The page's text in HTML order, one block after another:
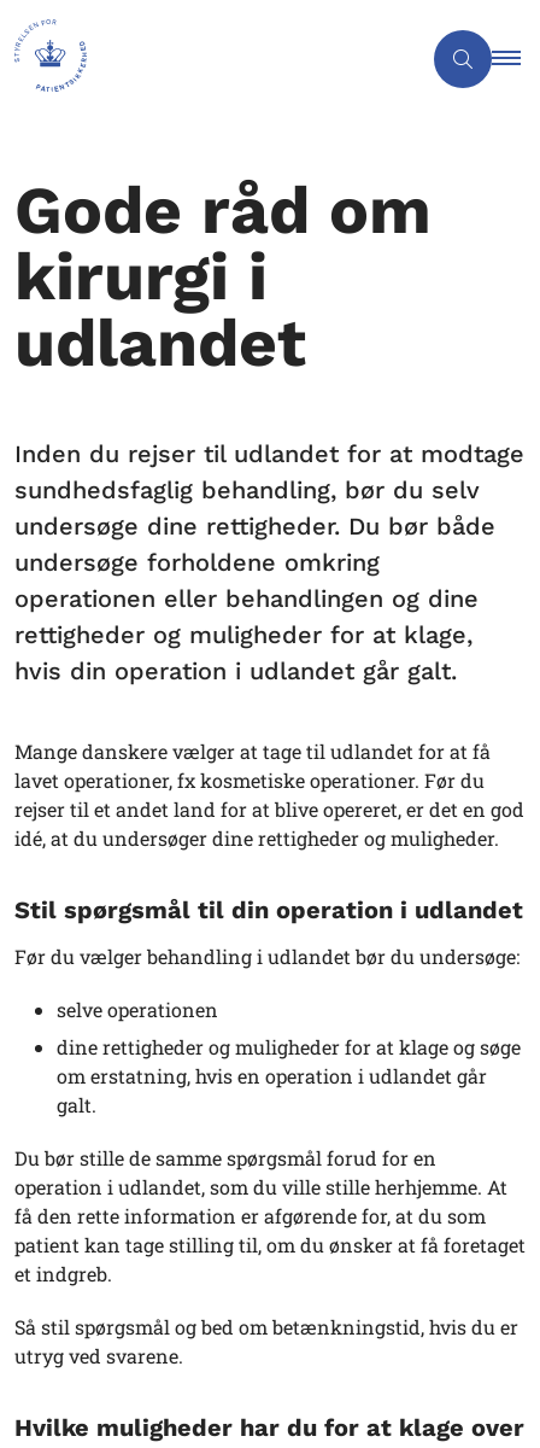
Gode råd om
kirurgi i
udlandet
Inden du rejser til udlandet for at modtage
sundhedsfaglig behandling, bør du selv
undersøge dine rettigheder. Du bør både
undersøge forholdene omkring
operationen eller behandlingen og dine
rettigheder og muligheder for at klage,
hvis din operation i udlandet går galt.
Mange danskere vælger at tage til udlandet for at få
lavet operationer, fx kosmetiske operationer. Før du
rejser til et andet land for at blive opereret, er det en god
idé, at du undersøger dine rettigheder og muligheder.
Stil spørgsmål til din operation i udlandet
Før du vælger behandling i udlandet bør du undersøge:
selve operationen
dine rettigheder og muligheder for at klage og søge
om erstatning, hvis en operation i udlandet går
galt.
Du bør stille de samme spørgsmål forud for en
operation i udlandet, som du ville stille herhjemme. At
få den rette information er afgørende for, at du som
patient kan tage stilling til, om du ønsker at få foretaget
et indgreb.
Så stil spørgsmål og bed om betænkningstid, hvis du er
utryg ved svarene.
Hvilke muligheder har du for at klage over